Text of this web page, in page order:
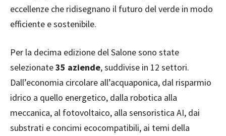
eccellenze che ridisegnano il futuro del verde in modo
efficiente e sostenibile.
Per la decima edizione del Salone sono state
selezionate35 aziende, suddivise in 12 settori.
Dall’economia circolare all’acquaponica, dal risparmio
idrico a quello energetico, dalla robotica alla
meccanica, al fotovoltaico, alla sensoristica AI, dai
substrati e concimi ecocompatibili, ai temi della